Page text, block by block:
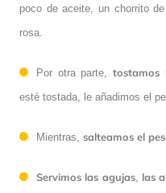
poco de aceite, un chorrito
rosa.
Por otra parte,tostamos
esté tostada, le añadimos el
Mientras, salteamos el
Servimos las agujas, las